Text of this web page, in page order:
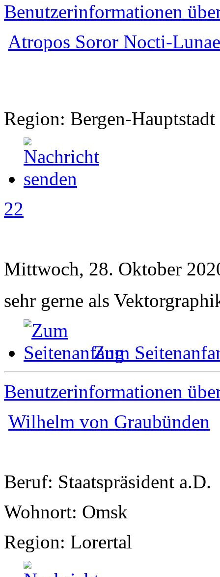
Benutzerinformationen
Atropos Soror Nocti-Lunae
Region: Bergen-Hauptstadt
22
Mittwoch, 28. Oktober
sehr gerne als
Zum
Benutzerinformationen
Wilhelm von Graubünden
Beruf: Staatspräsident a.D.
Wohnort: Omsk
Region: Lorertal